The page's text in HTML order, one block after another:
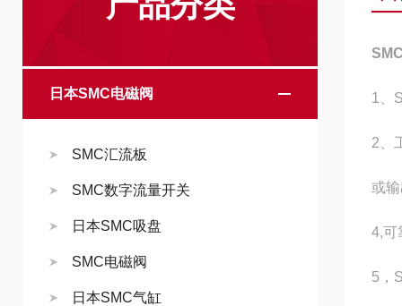
日本SMC电磁阀
SMC汇流板
SMC数字流量开关
日本SMC吸盘
SMC电磁阀
日本SMC气缸
1、
2、
或
4,可
5，